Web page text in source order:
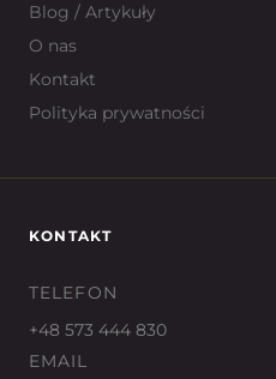
Blog / Artykuły
O nas
Kontakt
Polityka prywatności
KONTAKT
TELEFON
+48 573 444 830
EMAIL